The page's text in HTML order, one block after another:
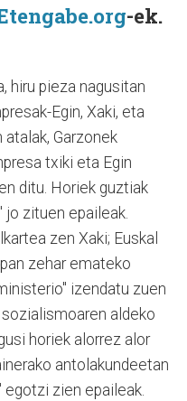
-ek.
hiru pieza nagusitan
Egin, Xaki, eta
atalak, Garzonek
txiki eta Egin
ditu. Horiek guztiak
zituen epaileak.
zen Xaki; Euskal
zehar emateko
izendatu zuen
aldeko
horiek alorrez alor
antolakundeetan
egotzi zien epaileak.